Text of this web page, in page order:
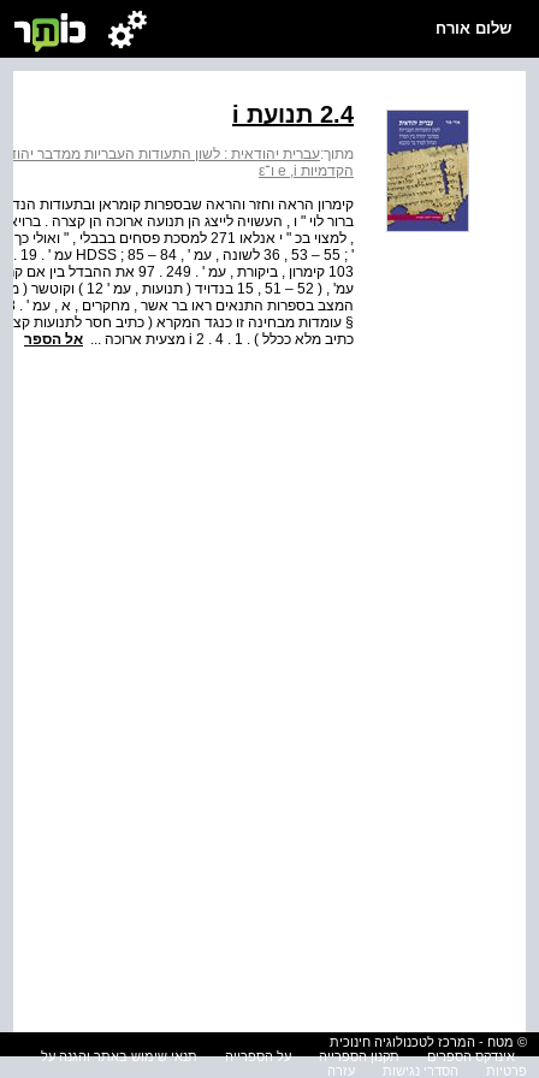
שלום אורח
2.4 תנועת i
מתוך:עברית יהודאית : לשון התעודות העבריות ממדבר
הקדמיות e ,i ו־ε
קימרון הראה וחזר והראה שבספרות קומראן ובתעודות
103 קימרון , ביקורת , עמ ' . 249
§ עומדות מבחינה זו כנגד המקרא ( כתיב חסר לתנועות
כתיב מלא ככלל ) . i 2 . 4 . 1 מצעית ארוכה ...
אל הספר
© מטח - המרכז לטכנולוגיה חינוכית
אינדקס הספרים
תקנון הספרייה על הספרייה
תנאי שימוש באתר והגנה על
פרטיות
הסדרי נגישות עזרה